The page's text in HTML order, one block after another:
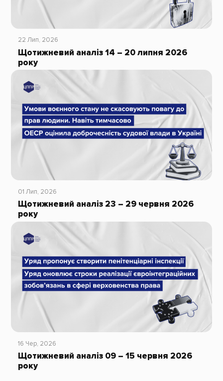
22 Лип, 2026
Щотижневий аналіз 14 – 20 липня 2026
року
01 Лип, 2026
Щотижневий аналіз 23 – 29 червня 2026
року
16 Чер, 2026
Щотижневий аналіз 09 – 15 червня 2026
року